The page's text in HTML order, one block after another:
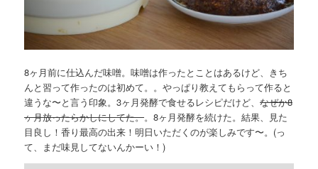
8ヶ月前に仕込んだ味噌。味噌は作ったとことはあるけど、きち
んと習って作ったのは初めて。。やっぱり教えてもらって作ると
違うな〜と言う印象。3ヶ月発酵で食せるレシピだけど、なぜか8
ヶ月放ったらかしにしてた。。8ヶ月発酵を続けた。結果、見た
目良し！香り最高の出来！明日いただくのが楽しみです〜。(っ
て、まだ味見してないんかーい！)